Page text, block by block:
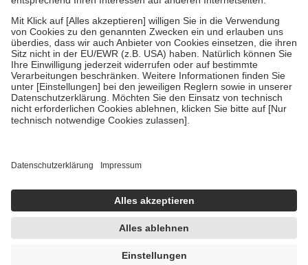
stärken und die besondere Stellung der Familie zu unterstützen,
fallenkeine Zuzahlungenan bei:
• Kindern und Jugendlichen bis zum vollendeten 18. Lebensjahr
mit Ausnahme der Fahrkosten
• Untersuchungen zur Vorsorge und Früherkennung, die von der
GKV getragen werden
• empfohlenen Schutzimpfungen
• Harn- und Blutteststreifen
getroffen, um sicherzustellen, dass es sich um echte Bewertungen
https://help.etrusted.com/hc/de/articles/4419944605341
Einige Bilder und Inhalte wurden unter Zuhilfenahme künstlicher